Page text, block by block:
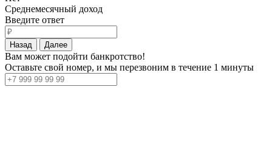
Среднемесячный доход
Введите ответ
Назад Далее
Вам может подойти банкротство!
Оставьте свой номер, и мы перезвоним в течение 1 минуты